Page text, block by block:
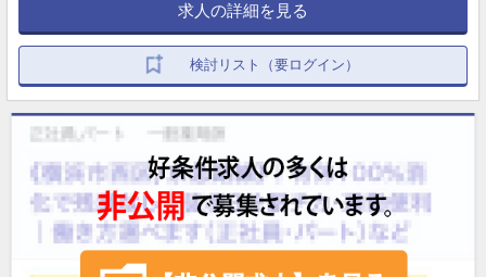
求人の詳細を見る
検討リスト（要ログイン）